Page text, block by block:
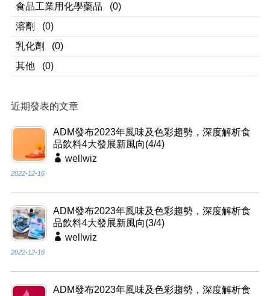
食品工業用化學藥品
(0)
溶劑
(0)
乳化劑
(0)
其他
(0)
近期發表的文章
ADM發布2023年風味及色彩趨勢，深度解析食
品飲料4大發展新風向(4/4)
wellwiz
2022-12-16
ADM發布2023年風味及色彩趨勢，深度解析食
品飲料4大發展新風向(3/4)
wellwiz
2022-12-16
ADM發布2023年風味及色彩趨勢，深度解析食